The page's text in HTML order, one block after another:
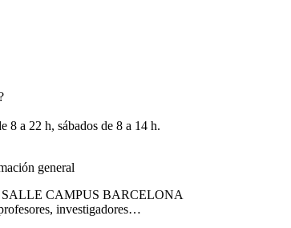
8 a 22 h, sábados de 8 a 14 h.
general
CAMPUS BARCELONA
investigadores…